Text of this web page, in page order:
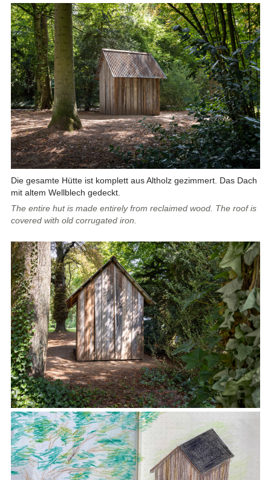
Die gesamte Hütte ist komplett aus Altholz gezimmert. Das Dach
mit altem Wellblech gedeckt.
The entire hut is made entirely from reclaimed wood. The roof is
covered with old corrugated iron.